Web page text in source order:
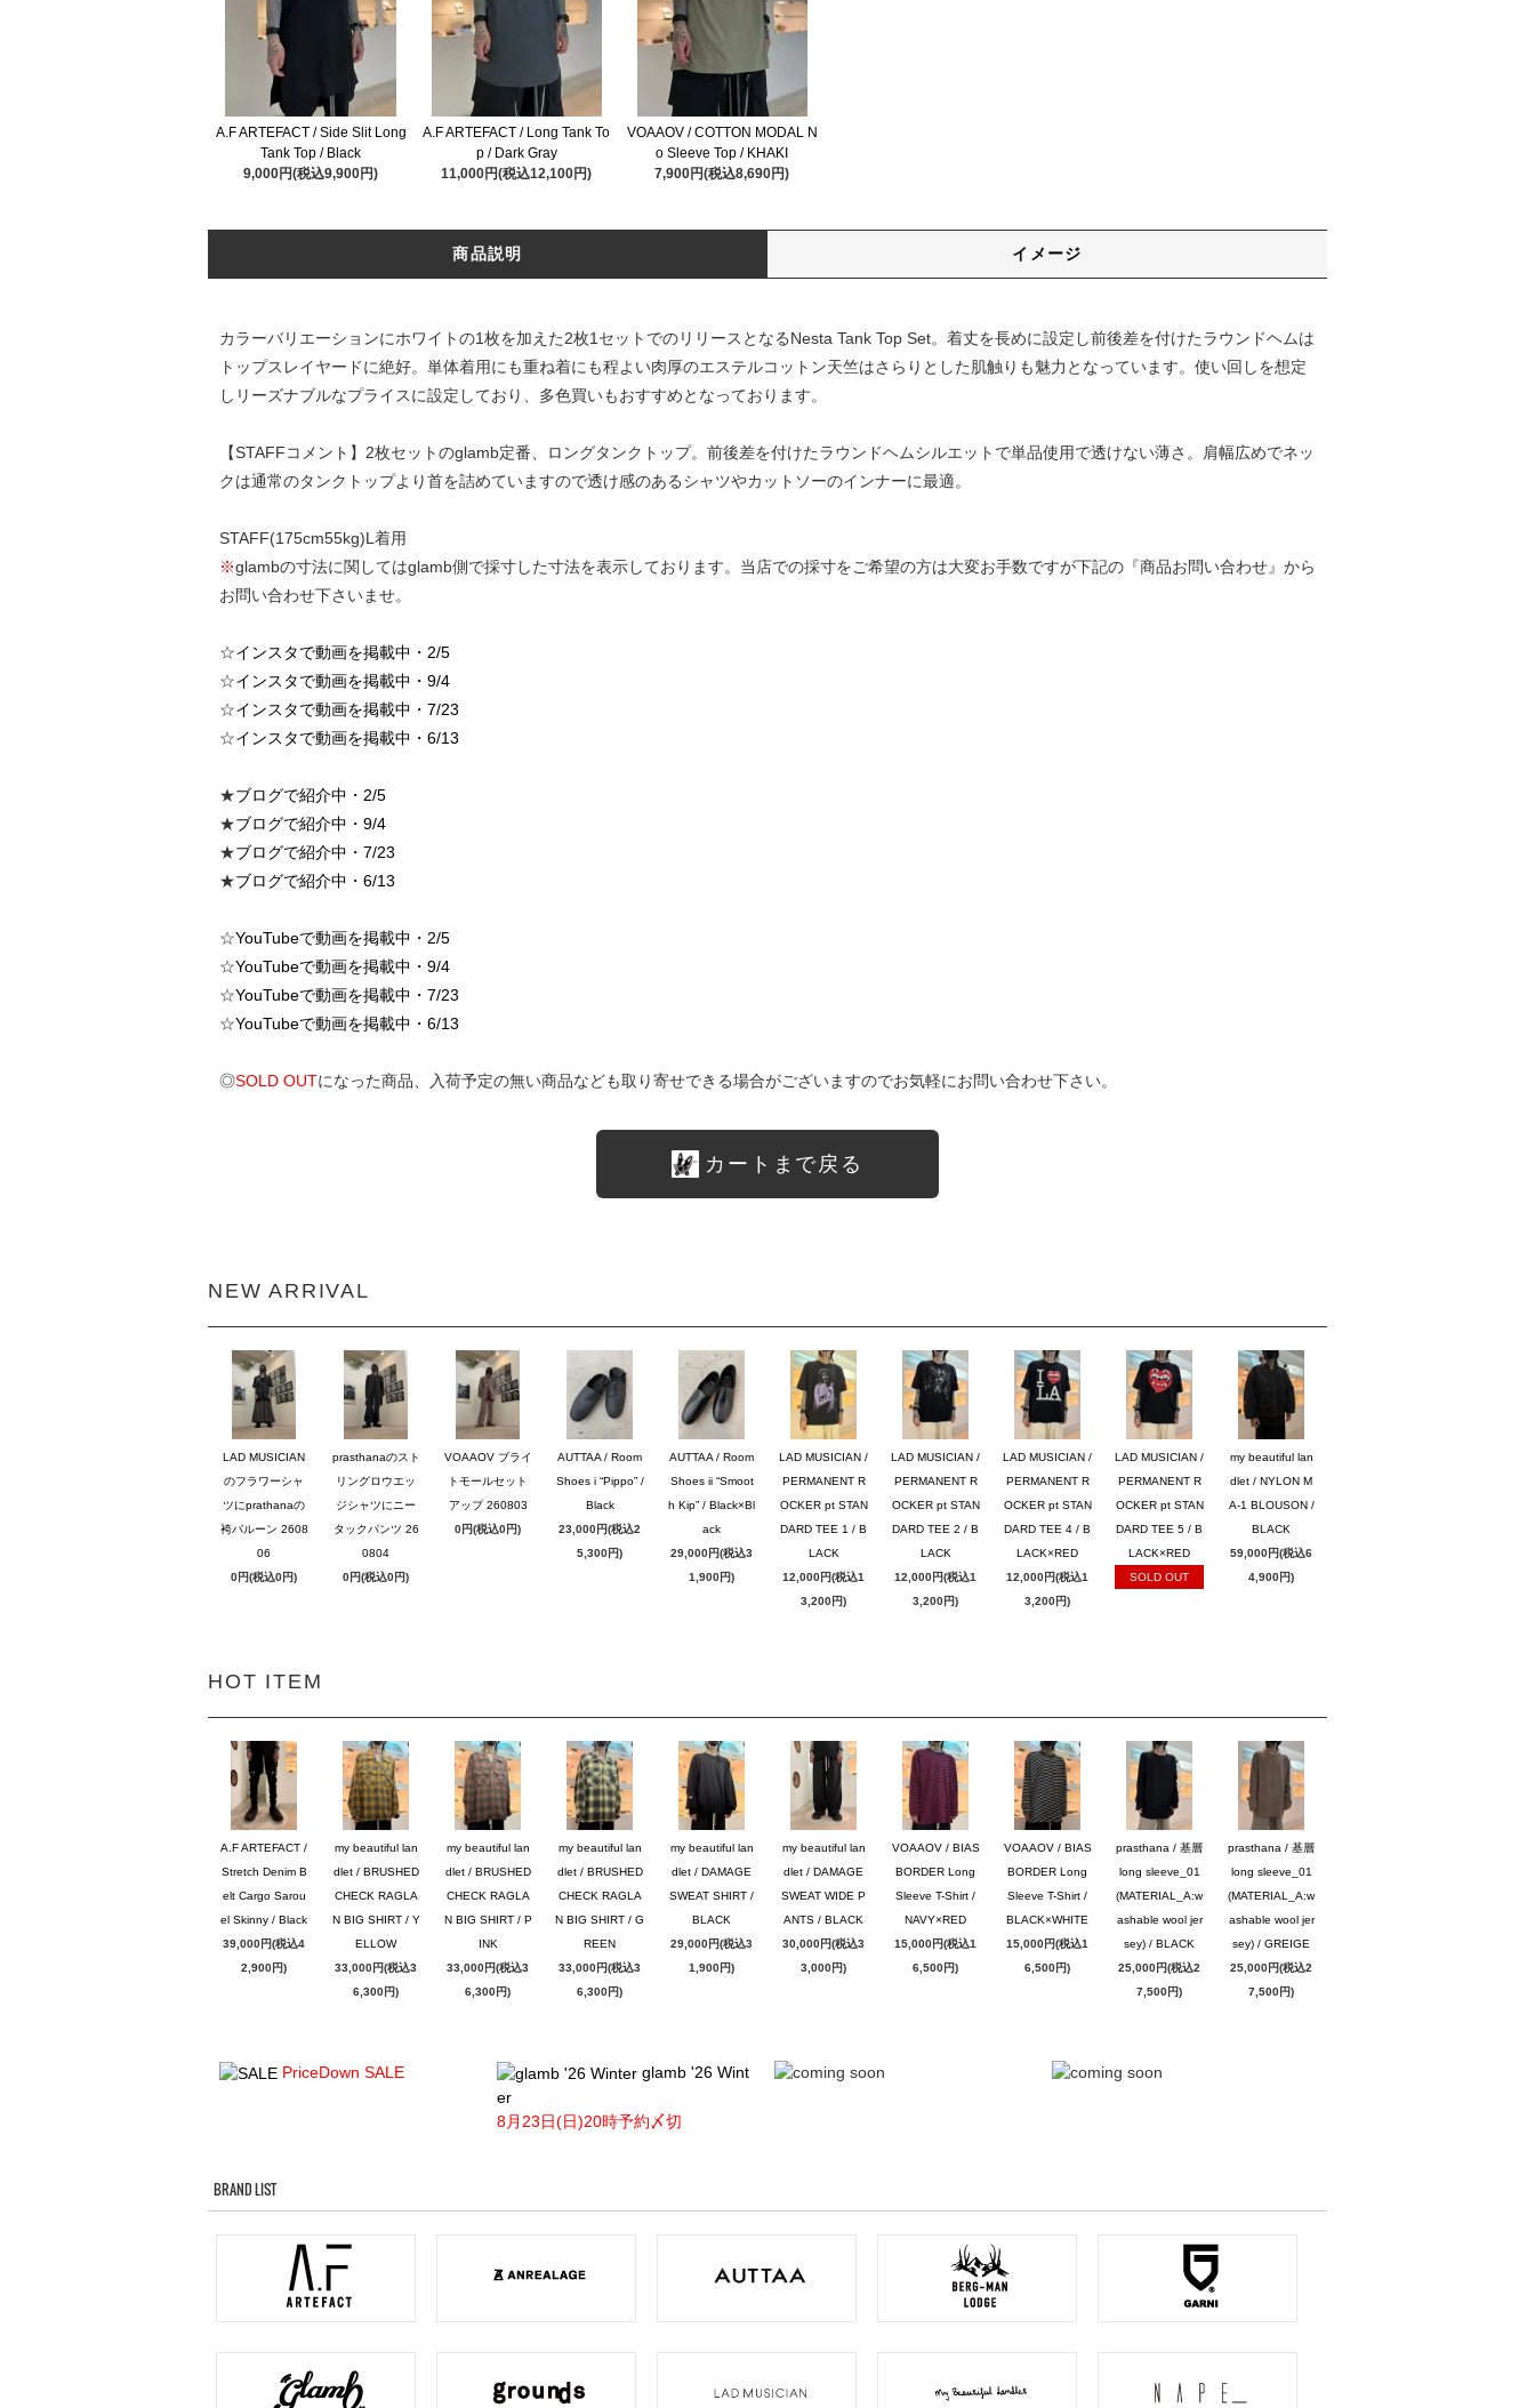
A.F ARTEFACT / Side Slit Long
Tank Top / Black
9,000円(税込9,900円)
A.F ARTEFACT / Long Tank To
p / Dark Gray
11,000円(税込12,100円)
VOAAOV / COTTON MODAL N
o Sleeve Top / KHAKI
7,900円(税込8,690円)
商品説明 イメージ
カラーバリエーションにホワイトの1枚を加えた2枚1セットでのリリースとなるNesta Tank Top Set。着丈を長めに設定し前後差を付けたラウンドヘムは
トップスレイヤードに絶好。単体着用にも重ね着にも程よい肉厚のエステルコットン天竺はさらりとした肌触りも魅力となっています。使い回しを想定
しリーズナブルなプライスに設定しており、多色買いもおすすめとなっております。
【STAFFコメント】2枚セットのglamb定番、ロングタンクトップ。前後差を付けたラウンドヘムシルエットで単品使用で透けない薄さ。肩幅広めでネッ
クは通常のタンクトップより首を詰めていますので透け感のあるシャツやカットソーのインナーに最適。
STAFF(175cm55kg)L着用
※glambの寸法に関してはglamb側で採寸した寸法を表示しております。当店での採寸をご希望の方は大変お手数ですが下記の『商品お問い合わせ』から
お問い合わせ下さいませ。
☆インスタで動画を掲載中・2/5
☆インスタで動画を掲載中・9/4
☆インスタで動画を掲載中・7/23
☆インスタで動画を掲載中・6/13
★ブログで紹介中・2/5
★ブログで紹介中・9/4
★ブログで紹介中・7/23
★ブログで紹介中・6/13
☆YouTubeで動画を掲載中・2/5
☆YouTubeで動画を掲載中・9/4
☆YouTubeで動画を掲載中・7/23
☆YouTubeで動画を掲載中・6/13
◎SOLD OUTになった商品、入荷予定の無い商品なども取り寄せできる場合がございますのでお気軽にお問い合わせ下さい。
カートまで戻る
NEW ARRIVAL
LAD MUSICIAN
のフラワーシャ
ツにprathanaの
袴バルーン 2608
06
0円(税込0円)
prasthanaのスト
リングロウエッ
ジシャツにニー
タックパンツ 26
0804
0円(税込0円)
VOAAOV ブライ
トモールセット
アップ 260803
0円(税込0円)
AUTTAA / Room
Shoes i “Pippo” /
Black
23,000円(税込2
5,300円)
AUTTAA / Room
Shoes ii “Smoot
h Kip” / Black×Bl
ack
29,000円(税込3
1,900円)
LAD MUSICIAN /
PERMANENT R
OCKER pt STAN
DARD TEE 1 / B
LACK
12,000円(税込1
3,200円)
LAD MUSICIAN /
PERMANENT R
OCKER pt STAN
DARD TEE 2 / B
LACK
12,000円(税込1
3,200円)
LAD MUSICIAN /
PERMANENT R
OCKER pt STAN
DARD TEE 4 / B
LACK×RED
12,000円(税込1
3,200円)
LAD MUSICIAN /
PERMANENT R
OCKER pt STAN
DARD TEE 5 / B
LACK×RED
SOLD OUT
my beautiful lan
dlet / NYLON M
A-1 BLOUSON /
BLACK
59,000円(税込6
4,900円)
HOT ITEM
A.F ARTEFACT /
Stretch Denim B
elt Cargo Sarou
el Skinny / Black
39,000円(税込4
2,900円)
my beautiful lan
dlet / BRUSHED
CHECK RAGLA
N BIG SHIRT / Y
ELLOW
33,000円(税込3
6,300円)
my beautiful lan
dlet / BRUSHED
CHECK RAGLA
N BIG SHIRT / P
INK
33,000円(税込3
6,300円)
my beautiful lan
dlet / BRUSHED
CHECK RAGLA
N BIG SHIRT / G
REEN
33,000円(税込3
6,300円)
my beautiful lan
dlet / DAMAGE
SWEAT SHIRT /
BLACK
29,000円(税込3
1,900円)
my beautiful lan
dlet / DAMAGE
SWEAT WIDE P
ANTS / BLACK
30,000円(税込3
3,000円)
VOAAOV / BIAS
BORDER Long
Sleeve T-Shirt /
NAVY×RED
15,000円(税込1
6,500円)
VOAAOV / BIAS
BORDER Long
Sleeve T-Shirt /
BLACK×WHITE
15,000円(税込1
6,500円)
prasthana / 基層
long sleeve_01
(MATERIAL_A:w
ashable wool jer
sey) / BLACK
25,000円(税込2
7,500円)
prasthana / 基層
long sleeve_01
(MATERIAL_A:w
ashable wool jer
sey) / GREIGE
25,000円(税込2
7,500円)
PriceDown SALE
glamb '26 Wint
er
8月23日(日)20時予約〆切
BRAND LIST